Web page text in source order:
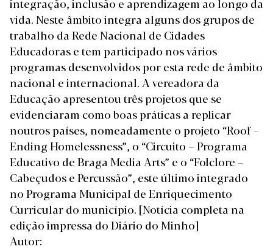
vida. Neste âmbito integra alguns dos grupos de
trabalho da Rede Nacional de Cidades
Educadoras e tem participado nos vários
programas desenvolvidos por esta rede de âmbito
nacional e internacional. A vereadora da
Educação apresentou três projetos que se
evidenciaram como boas práticas a replicar
noutros países, nomeadamente o projeto “Roof –
Ending Homelessness”, o “Circuito – Programa
Educativo de Braga Media Arts” e o “Folclore –
Cabeçudos e Percussão”, este último integrado
no Programa Municipal de Enriquecimento
Curricular do município. [Notícia completa na
edição impressa do Diário do Minho]
Autor: